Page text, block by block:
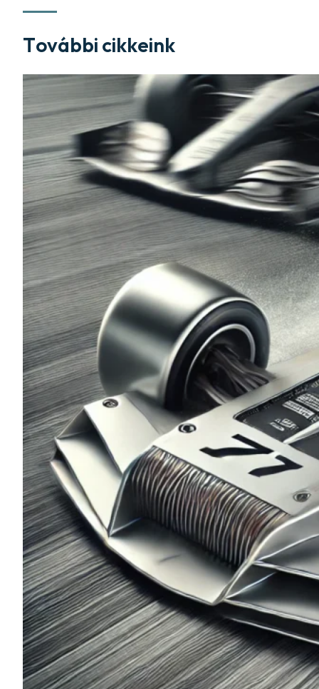
További cikkeink